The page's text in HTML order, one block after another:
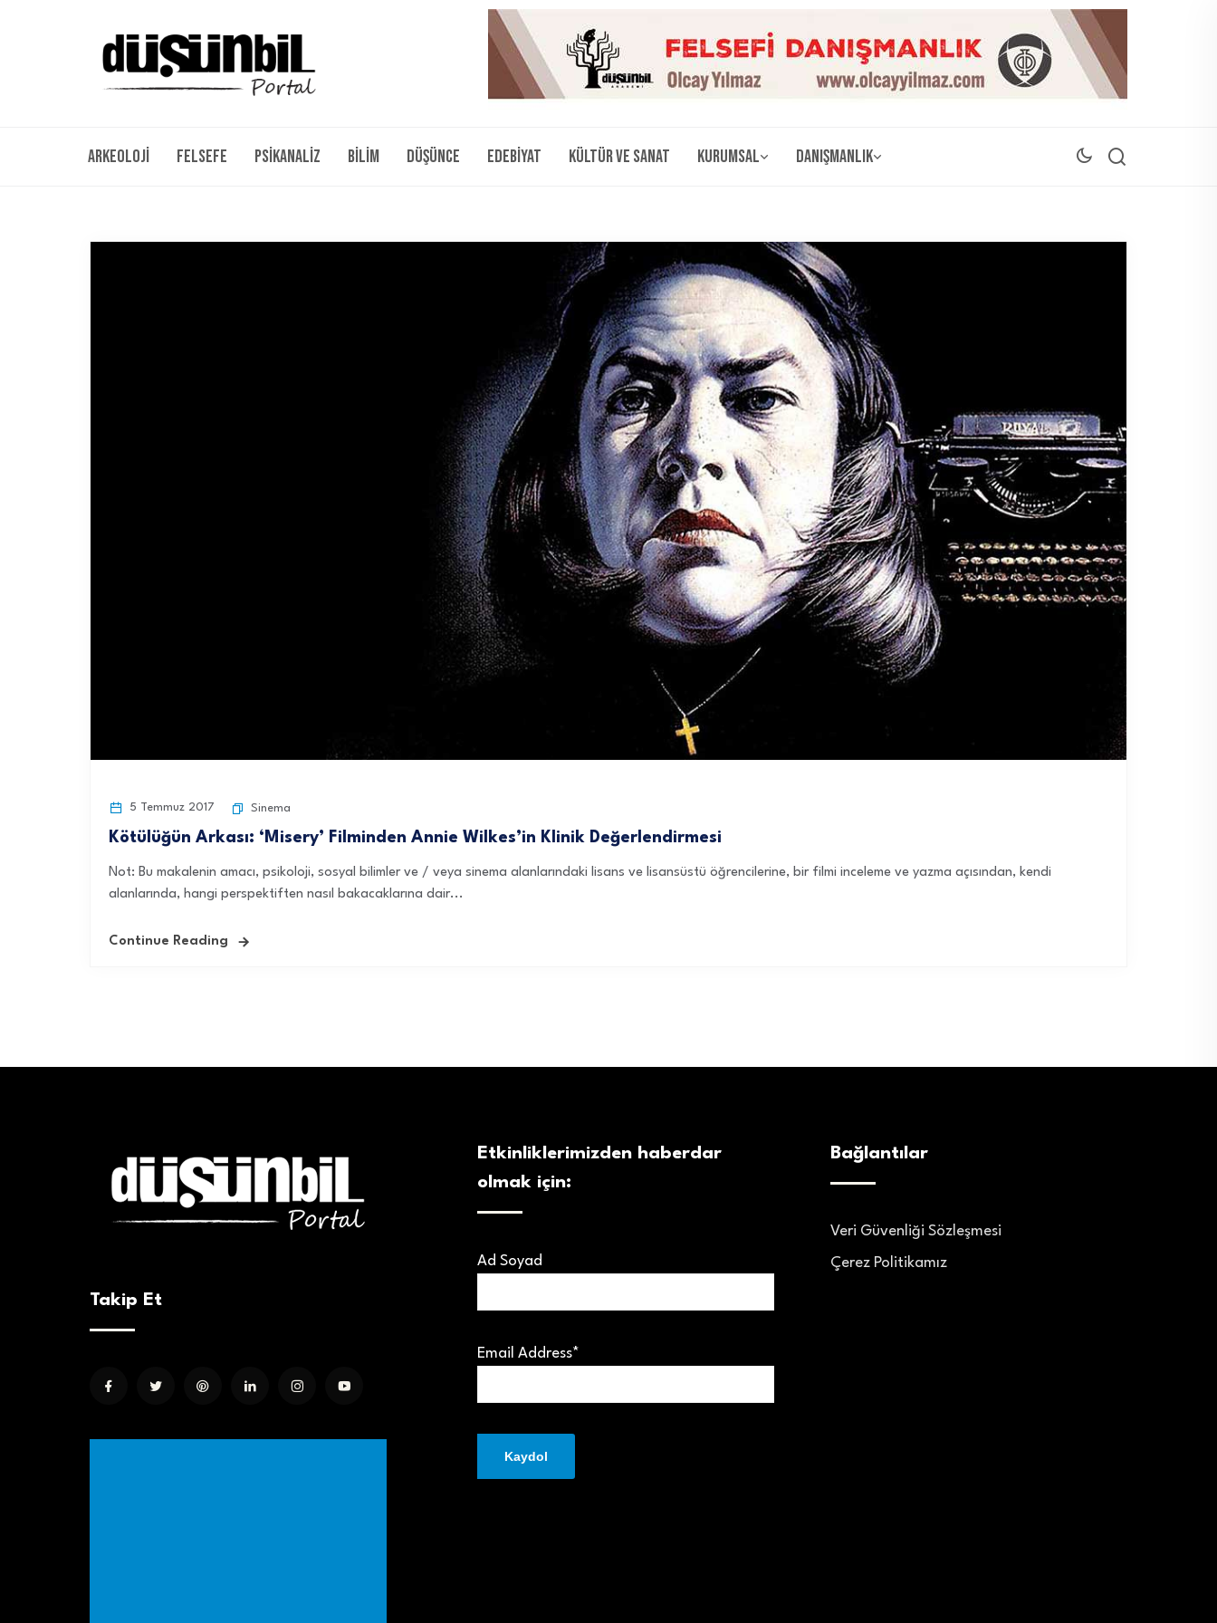
Arkeoloji Felsefe Psikanaliz Bilim Düşünce Edebiyat Kültür ve Sanat Kurumsal Danışmanlık
5 Temmuz 2017 Sinema
Kötülüğün Arkası: ‘Misery’ Filminden Annie Wilkes’in Klinik Değerlendirmesi
Not: Bu makalenin amacı, psikoloji, sosyal bilimler ve / veya sinema alanlarındaki lisans ve lisansüstü öğrencilerine, bir filmi inceleme ve yazma açısından, kendi
alanlarında, hangi perspektiften nasıl bakacaklarına dair...
Continue Reading
Takip Et
Etkinliklerimizden haberdar
olmak için:
Ad Soyad
Email Address*
Bağlantılar
Veri Güvenliği Sözleşmesi
Çerez Politikamız